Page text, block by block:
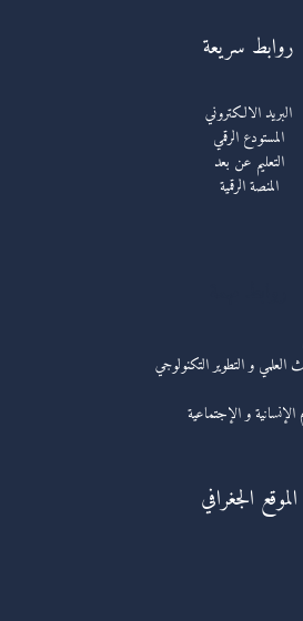
روابط سريعة
البريد الالكتروني
المستودع الرقمي
التعليم عن بعد
المنصة الرقمية
العلمي و التطوير التكنولوجي
و الإجتماعية
الموقع الجغرافي